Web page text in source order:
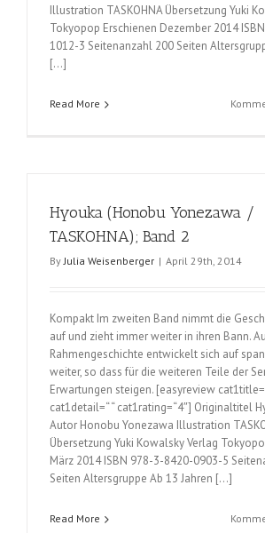
Illustration TASKOHNA Übersetzung Yuki
Tokyopop Erschienen Dezember 2014
1012-3 Seitenanzahl 200 Seiten
[…]
Read More
Hyouka (Honobu Yonezawa /
TASKOHNA); Band 2
ByJulia Weisenberger | April 29th, 2014
Kompakt Im zweiten Band nimmt die
auf und zieht immer weiter in ihren Bann.
Rahmengeschichte entwickelt sich auf
weiter, so dass für die weiteren Teile der
Erwartungen steigen. [easyreview
cat1detail=“ “ cat1rating=“4″] Originaltitel
Autor Honobu Yonezawa Illustration
Übersetzung Yuki Kowalsky Verlag
März 2014 ISBN 978-3-8420-0903-5
Seiten Altersgruppe Ab 13 Jahren […]
Read More